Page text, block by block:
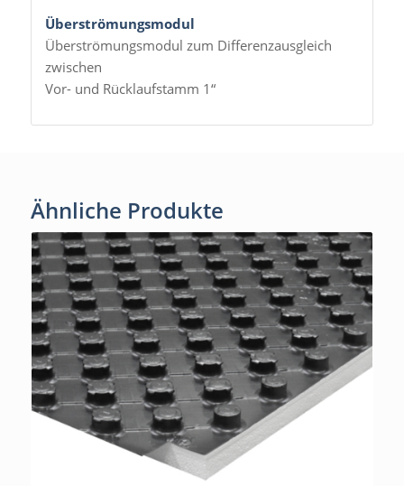
Überströmungsmodul
Überströmungsmodul zum Differenzausgleich
zwischen
Vor- und Rücklaufstamm 1“
Ähnliche Produkte